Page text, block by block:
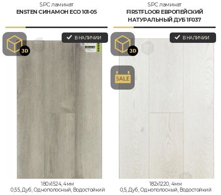
SPC ламинат
ENSTEN СИНАМОН ECO 101-05
В НАЛИЧИИ
180x1524, 4мм
0,55, Дуб, Однополосный, Водостойкий
SPC ламинат
FIRSTFLOOR ЕВРОПЕЙСКИЙ
НАТУРАЛЬНЫЙ ДУБ 1F037
В НАЛИЧИИ
182x1220, 4мм
0,5, Дуб, Однополосный, Водостойкий